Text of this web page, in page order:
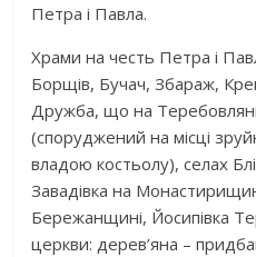
Петра і Павла.
Храми на честь Петра і
Борщів, Бучач, Збараж,
Дружба, що на
(споруджений на місці
владою костьолу), селах
Завадівка на
Бережанщині, Йосипівка
церкви: дерев’яна –